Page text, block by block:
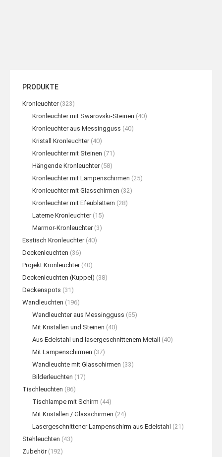
PRODUKTE
Kronleuchter (323)
Kronleuchter mit Swarovski-Steinen (40)
Kronleuchter aus Messingguss (40)
Kristall Kronleuchter (40)
Kronleuchter mit Steinen (71)
Hängende Kronleuchter (58)
Kronleuchter mit Lampenschirmen (25)
Kronleuchter mit Glasschirmen (32)
Kronleuchter mit Efeublättern (28)
Laterne Kronleuchter (15)
Marmor-Kronleuchter (3)
Esstisch Kronleuchter (40)
Deckenleuchten (36)
Projekt Kronleuchter (40)
Deckenleuchten (Kuppel) (38)
Deckenspots (31)
Wandleuchten (196)
Wandleuchter aus Messingguss (55)
Mit Kristallen und Steinen (40)
Aus Edelstahl und lasergeschnittenem Metall
(40)
Mit Lampenschirmen (37)
Wandleuchte mit Glasschirmen (33)
Bilderleuchten (17)
Tischleuchten (86)
Tischlampe mit Schirm (44)
Mit Kristallen / Glasschirmen (24)
Lasergeschnittener Lampenschirm aus Edelstahl (21)
Stehleuchten (43)
Zubehör (192)